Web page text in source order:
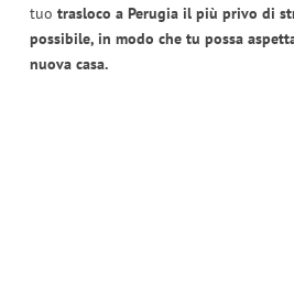
tuo trasloco a Perugia il più privo di
possibile, in modo che tu possa
nuova casa.